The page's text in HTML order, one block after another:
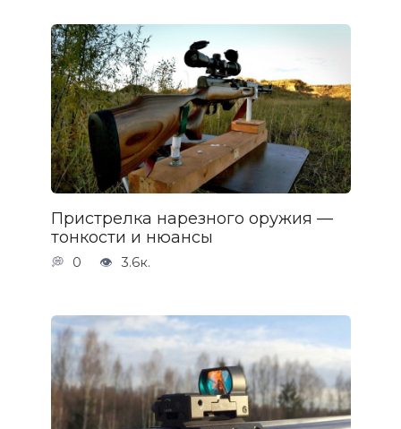
Пристрелка нарезного оружия —
тонкости и нюансы
0 3.6к.